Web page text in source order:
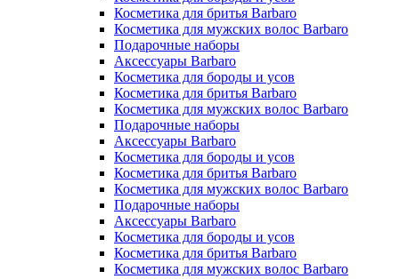
Косметика для бритья Barbaro
Косметика для мужских волос Barbaro
Подарочные наборы
Аксессуары Barbaro
Косметика для бороды и усов
Косметика для бритья Barbaro
Косметика для мужских волос Barbaro
Подарочные наборы
Аксессуары Barbaro
Косметика для бороды и усов
Косметика для бритья Barbaro
Косметика для мужских волос Barbaro
Подарочные наборы
Аксессуары Barbaro
Косметика для бороды и усов
Косметика для бритья Barbaro
Косметика для мужских волос Barbaro